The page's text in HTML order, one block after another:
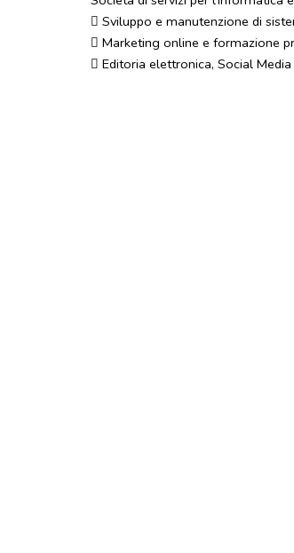
 Sviluppo e manutenzione di
 Marketing online e formazione
 Editoria elettronica, Social